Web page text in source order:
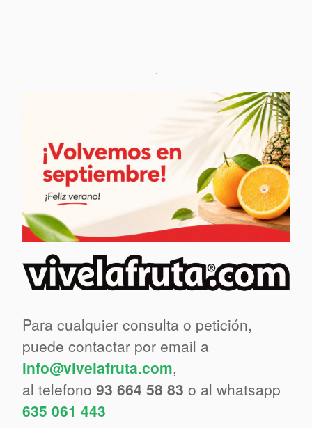
Para cualquier consulta o petición,
puede contactar por email a
info@vivelafruta.com,
al telefono 93 664 58 83 o al whatsapp
635 061 443